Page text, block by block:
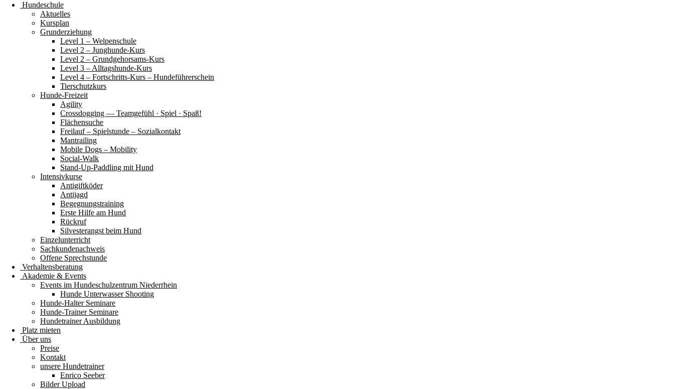
Hundeschule
Aktuelles
Kursplan
Grunderziehung
Level 1 – Welpenschule
Level 2 – Junghunde-Kurs
Level 2 – Grundgehorsams-Kurs
Level 3 – Alltagshunde-Kurs
Level 4 – Fortschritts-Kurs – Hundeführerschein
Tierschutzkurs
Hunde-Freizeit
Agility
Crossdogging — Teamgefühl · Spiel · Spaß!
Flächensuche
Freilauf – Spielstunde – Sozialkontakt
Mantrailing
Mobile Dogs – Mobility
Social-Walk
Stand-Up-Paddling mit Hund
Intensivkurse
Antigiftköder
Antijagd
Begegnungstraining
Erste Hilfe am Hund
Rückruf
Silvesterangst beim Hund
Einzelunterricht
Sachkundenachweis
Offene Sprechstunde
Verhaltensberatung
Akademie & Events
Events im Hundeschulzentrum Niederrhein
Hunde Unterwasser Shooting
Hunde-Halter Seminare
Hunde-Trainer Seminare
Hundetrainer Ausbildung
Platz mieten
Über uns
Preise
Kontakt
unsere Hundetrainer
Enrico Seeber
Bilder Upload